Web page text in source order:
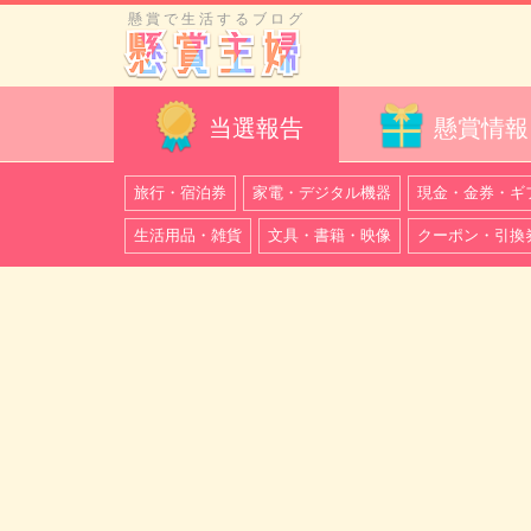
懸賞で生活するブログ
当選報告 懸賞情報
旅行・宿泊券 家電・デジタル機器 現金・金券・ギ
生活用品・雑貨 文具・書籍・映像 クーポン・引換